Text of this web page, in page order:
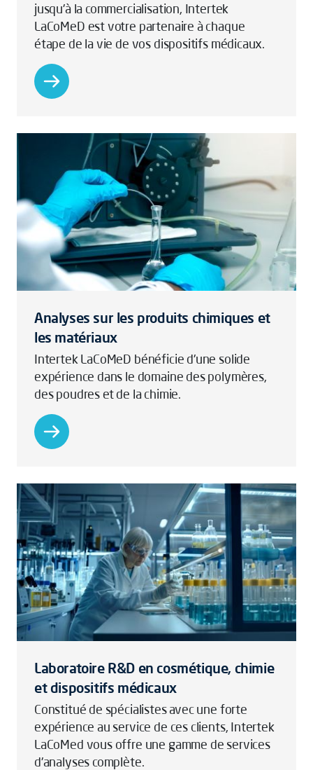
jusqu'à la commercialisation, Intertek
LaCoMeD est votre partenaire à chaque
étape de la vie de vos dispositifs médicaux.
Analyses sur les produits chimiques et
les matériaux
Intertek LaCoMeD bénéficie d'une solide
expérience dans le domaine des polymères,
des poudres et de la chimie.
Laboratoire R&D en cosmétique, chimie
et dispositifs médicaux
Constitué de spécialistes avec une forte
expérience au service de ces clients, Intertek
LaCoMed vous offre une gamme de services
d'analyses complète.